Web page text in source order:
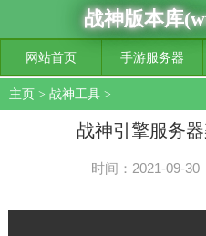
战神版本库
网站首页 手游服务器
主页 > 战神工具 >
战神引擎服务
时间：2021-09-30